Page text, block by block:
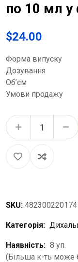
по 10 мл у
$24.00
Форма випуску
Дозування
Об’єм
Умови продажу
Фармазолін краплі наз. 0.1 % по 10 мл у флак. quantity
SKU:
Категорія:
Наявність: 8 уп.
(Більша к-ть може